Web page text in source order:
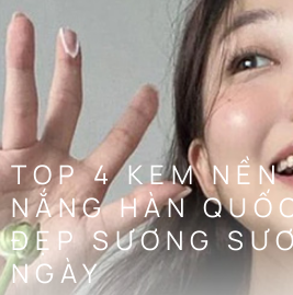
TOP 4 KEM NỀN
NẮNG HÀN
ĐẸP SƯƠNG
NGÀY